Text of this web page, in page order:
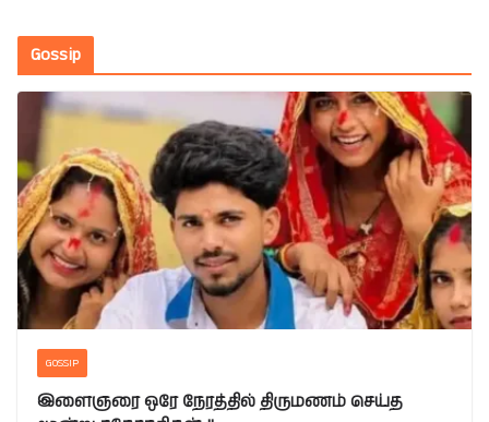
Gossip
GOSSIP
இளைஞரை ஒரே நேரத்தில் திருமணம் செய்த